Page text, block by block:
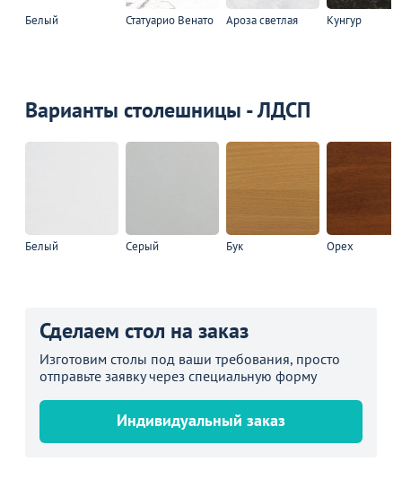
Белый Статуарио Венато Ароза светлая Кунгур
Варианты столешницы - ЛДСП
Белый Серый Бук Орех
Сделаем стол на заказ
Изготовим столы под ваши требования, просто
отправьте заявку через специальную форму
Индивидуальный заказ